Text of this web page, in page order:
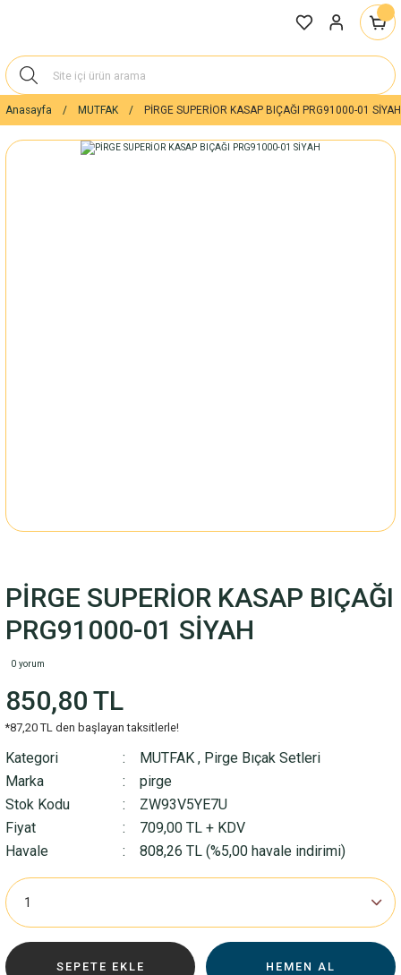
Anasayfa MUTFAK PİRGE SUPERİOR KASAP BIÇAĞI PRG91000-01 SİYAH
PİRGE SUPERİOR KASAP BIÇAĞI
PRG91000-01 SİYAH
0 yorum
850,80 TL
*87,20 TL den başlayan taksitlerle!
Kategori MUTFAK , Pirge Bıçak Setleri
Marka
pirge
Stok Kodu
ZW93V5YE7U
Fiyat
709,00 TL + KDV
Havale
808,26 TL (%5,00 havale indirimi)
SEPETE EKLE HEMEN AL